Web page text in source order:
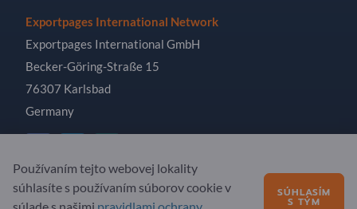
Exportpages International Network
Exportpages International GmbH
Becker-Göring-Straße 15
76307 Karlsbad
Germany
Copyright © 2026 Exportpages International GmbH. All
Používaním tejto webovej lokality
súhlasíte s používaním súborov cookie v
SÚHLASÍM
S TÝM